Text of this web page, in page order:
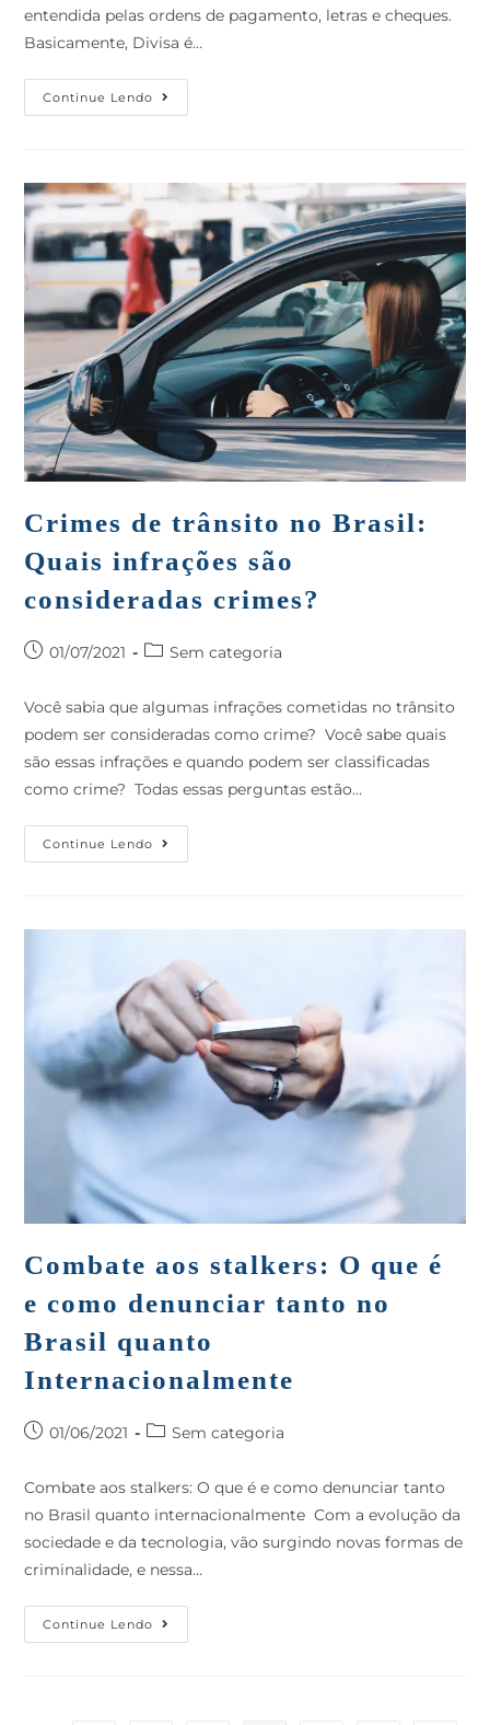
entendida pelas ordens de pagamento, letras e cheques.
Basicamente, Divisa é…
Continue Lendo
Crimes de trânsito no Brasil:
Quais infrações são
consideradas crimes?
01/07/2021 Sem categoria
Você sabia que algumas infrações cometidas no trânsito
podem ser consideradas como crime? Você sabe quais
são essas infrações e quando podem ser classificadas
como crime? Todas essas perguntas estão…
Continue Lendo
Combate aos stalkers: O que é
e como denunciar tanto no
Brasil quanto
Internacionalmente
01/06/2021 Sem categoria
Combate aos stalkers: O que é e como denunciar tanto
no Brasil quanto internacionalmente Com a evolução da
sociedade e da tecnologia, vão surgindo novas formas de
criminalidade, e nessa…
Continue Lendo